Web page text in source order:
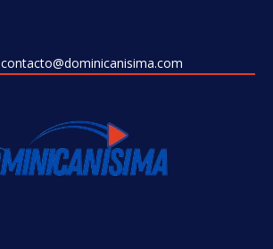
contacto@dominicanisima.com